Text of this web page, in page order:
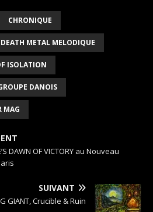
CHRONIQUE
DEATH METAL MELODIQUE
ISOLATION
DANOIS
MAG
DAWN OF VICTORY au Nouveau
SUIVANT
GIANT, Crucible & Ruin